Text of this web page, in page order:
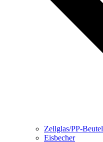
Zellglas/PP-Beutel
Eisbecher